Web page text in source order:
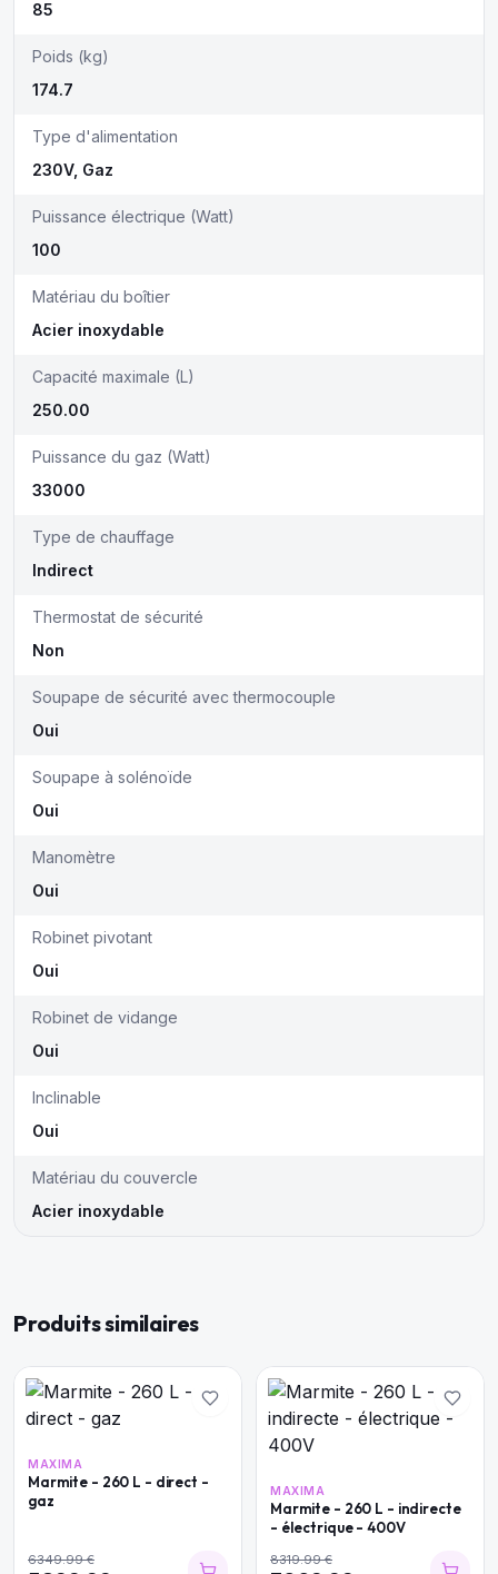
85
Poids (kg)
174.7
Type d'alimentation
230V, Gaz
Puissance électrique (Watt)
100
Matériau du boîtier
Acier inoxydable
Capacité maximale (L)
250.00
Puissance du gaz (Watt)
33000
Type de chauffage
Indirect
Thermostat de sécurité
Non
Soupape de sécurité avec thermocouple
Oui
Soupape à solénoïde
Oui
Manomètre
Oui
Robinet pivotant
Oui
Robinet de vidange
Oui
Inclinable
Oui
Matériau du couvercle
Acier inoxydable
Produits similaires
MAXIMA
Marmite - 260 L - direct -
gaz
6349.99€
MAXIMA
Marmite - 260 L - indirecte
- électrique - 400V
8319.99€